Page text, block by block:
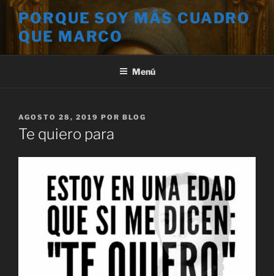
Saltar
contenido
PORQUE SOY MÁS CUADRO
QUE MARCO
Menú
PUBLICADO
EL
AGOSTO 28, 2019 POR BLOG
Te quiero para